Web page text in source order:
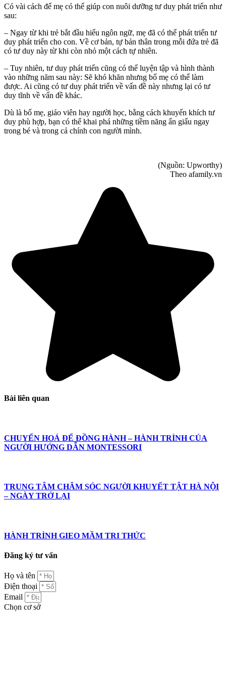
Có vài cách để mẹ có thể giúp con nuôi dưỡng tư duy phát triển như
sau:
– Ngay từ khi trẻ bắt đầu hiểu ngôn ngữ, mẹ đã có thể phát triển tư
duy phát triển cho con. Về cơ bản, tự bản thân trong mỗi đứa trẻ đã
có tư duy này từ khi còn nhỏ một cách tự nhiên.
– Tuy nhiên, tư duy phát triển cũng có thể luyện tập và hình thành
vào những năm sau này: Sẽ khó khăn nhưng bố mẹ có thể làm
được. Ai cũng có tư duy phát triển về vấn đề này nhưng lại có tư
duy tĩnh về vấn đề khác.
Dù là bố mẹ, giáo viên hay người học, bằng cách khuyến khích tư
duy phù hợp, bạn có thể khai phá những tiềm năng ẩn giấu ngay
trong bé và trong cả chính con người mình.
(Nguồn: Upworthy)
Theo afamily.vn
Bài liên quan
CHUYỂN HOÁ ĐỂ ĐỒNG HÀNH – HÀNH TRÌNH CỦA
NGƯỜI HƯỚNG DẪN MONTESSORI
TRUNG TÂM CHĂM SÓC NGƯỜI KHUYẾT TẬT HÀ NỘI
– NGÀY TRỞ LẠI
HÀNH TRÌNH GIEO MẦM TRI THỨC
Đăng ký tư vấn
Họ và tên
Điện thoại
Email
Chọn cơ sở